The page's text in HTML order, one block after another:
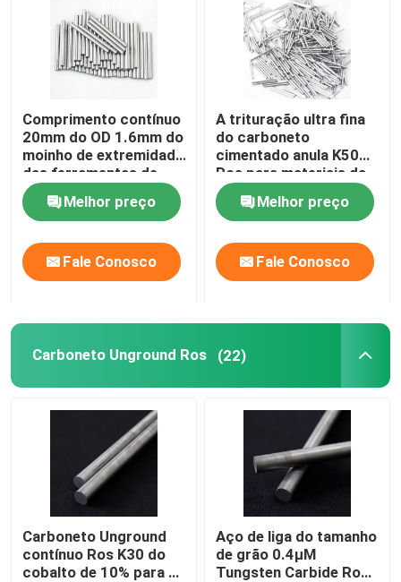
Comprimento contínuo
20mm do OD 1.6mm do
moinho de extremidade
das ferramentas de
corte do carboneto
YL10.2 cimentado
Melhor preço
Fale Conosco
A trituração ultra fina
do carboneto
cimentado anula K50
Ros para materiais da
fibra de vidro
Melhor preço
Fale Conosco
Carboneto Unground Ros (22)
Carboneto Unground
contínuo Ros K30 do
cobalto de 10% para o
Aço de liga do tamanho
de grão 0.4μM
Tungsten Carbide Rod